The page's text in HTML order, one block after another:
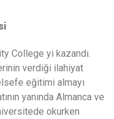
College yi kazandı.
verdiği ilahiyat
eğitimi almayı
yanında Almanca ve
okurken